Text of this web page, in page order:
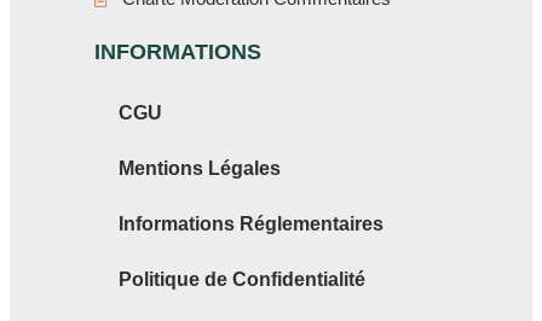
INFORMATIONS
CGU
Mentions Légales
Informations Réglementaires
Politique de Confidentialité